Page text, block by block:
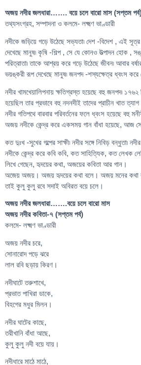
অজয় নদীর জলধারা……. বয়ে চলে বারো মাস (সপ্তম
তথ্যসংগ্রহ, সম্পাদনা ও কলমে- লক্ষ্মণ ভাণ্ডারী
নদীকে জড়িয়ে গড়ে উঠেছে সভ্যতা৷ দেশ -বিদেশ , এই সূত্র
দেখেছে মানুষ৷ কৃষি -শিল্প , সে যে কোনও উত্পাদন হোক ,
পরিত্রাতা৷ তাকে আশ্রয় করে গড়ে উঠেছে জীবন৷ আবার
ভয়ঙ্করী রূপ দেখেছে মানুষ৷ জনপদ -শস্যক্ষেত্র ধ্বংস করে
নদীর খামখেয়ালিপনায় ক্ষতিগ্রস্ত হয়েছে বহু জনপদ৷ ১৭৬২
হয়েছিল তার প্রভাবে বহু নদনদীই তাদের প্রাচীন খাত
নদীর গতিপথে বারবার পরিবর্তনের ফলে ধ্বংস হয়েছে বহু
অজয় নদীকে কেন্দ্র করে একসময় গান বাঁধা হয়েছে, আজ
কত দুঃখ -সুখের গল্পের সাক্ষী৷ নদীর সঙ্গে নিবিড় বন্ধুতা৷
নদীকে কেন্দ্র করে কবি কবি, কত সাহিত্যিক, কত লেখক
লিখে গেছেন, হৃদয়ের কথা, অজয়ের কবিতা আর গান।
অজেয় অজয়। অজয় হৃদয়ের কথা বলে। অজয় মনের কথা
তাই কুলু কুলু রবে সদাই অবিরত বয়ে চলে।
অজয় নদীর জলধারা…….বয়ে চলে বারো মাস
অজয় নদীর কবিতা-৭ (সপ্তম পর্ব)
কলমে- লক্ষ্মণ ভাণ্ডারী
অজয় নদীর চরে,
সোনারোদ পড়ে ঝরে
লাল রবি ছড়ায় কিরণ।
নদীঘাটে তরুশাখে,
প্রভাত পাখিরা ডাকে,
বিহগের মধুর মিলন।
নদীর ঘাটের কাছে,
তরীখানি বাঁধা আছে,
কুলু কুলু নদী বয়ে যায়।
নদীধারে মাঠে মাঠে,